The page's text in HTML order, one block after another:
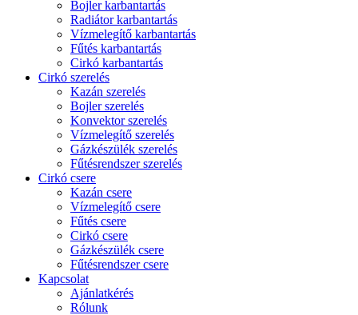
Bojler karbantartás
Radiátor karbantartás
Vízmelegítő karbantartás
Fűtés karbantartás
Cirkó karbantartás
Cirkó szerelés
Kazán szerelés
Bojler szerelés
Konvektor szerelés
Vízmelegítő szerelés
Gázkészülék szerelés
Fűtésrendszer szerelés
Cirkó csere
Kazán csere
Vízmelegítő csere
Fűtés csere
Cirkó csere
Gázkészülék csere
Fűtésrendszer csere
Kapcsolat
Ajánlatkérés
Rólunk